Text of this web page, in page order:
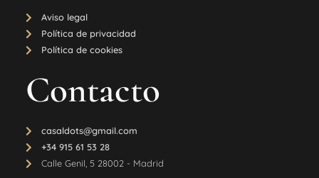
Aviso legal
Política de privacidad
Política de cookies
Contacto
casaldots@gmail.com
+34 915 61 53 28
Calle Genil, 5 28002 - Madrid